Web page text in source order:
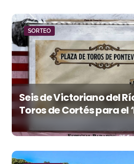
SORTEO
Seis de Victoriano del
Toros de Cortés para el
Hay Localidades’ de esta
tarde en Pontevedra